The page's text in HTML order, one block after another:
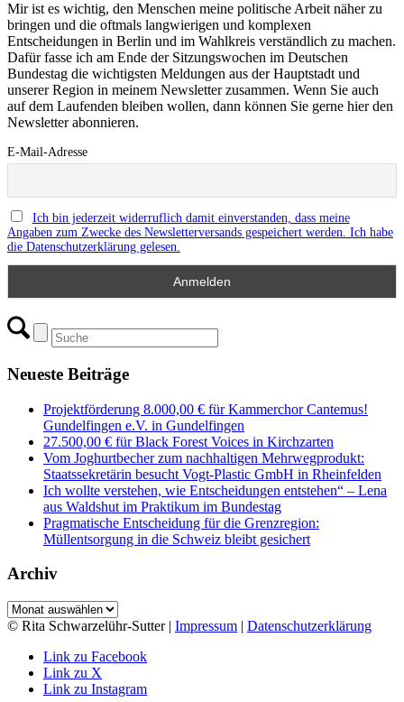
Mir ist es wichtig, den Menschen meine politische Arbeit näher zu
bringen und die oftmals langwierigen und komplexen
Entscheidungen in Berlin und im Wahlkreis verständlich zu machen.
Dafür fasse ich am Ende der Sitzungswochen im Deutschen
Bundestag die wichtigsten Meldungen aus der Hauptstadt und
unserer Region in meinem Newsletter zusammen. Wenn Sie auch
auf dem Laufenden bleiben wollen, dann können Sie gerne hier den
Newsletter abonnieren.
E-Mail-Adresse
Ich bin jederzeit widerruflich damit einverstanden, dass meine
Angaben zum Zwecke des Newsletterversands gespeichert werden. Ich habe
die Datenschutzerklärung gelesen.
Neueste Beiträge
Projektförderung 8.000,00 € für Kammerchor Cantemus!
Gundelfingen e.V. in Gundelfingen
27.500,00 € für Black Forest Voices in Kirchzarten
Vom Joghurtbecher zum nachhaltigen Mehrwegprodukt:
Staatssekretärin besucht Vogt-Plastic GmbH in Rheinfelden
Ich wollte verstehen, wie Entscheidungen entstehen“ – Lena
aus Waldshut im Praktikum im Bundestag
Pragmatische Entscheidung für die Grenzregion:
Müllentsorgung in die Schweiz bleibt gesichert
Archiv
Archiv
© Rita Schwarzelühr-Sutter | Impressum | Datenschutzerklärung
Link zu Facebook
Link zu X
Link zu Instagram